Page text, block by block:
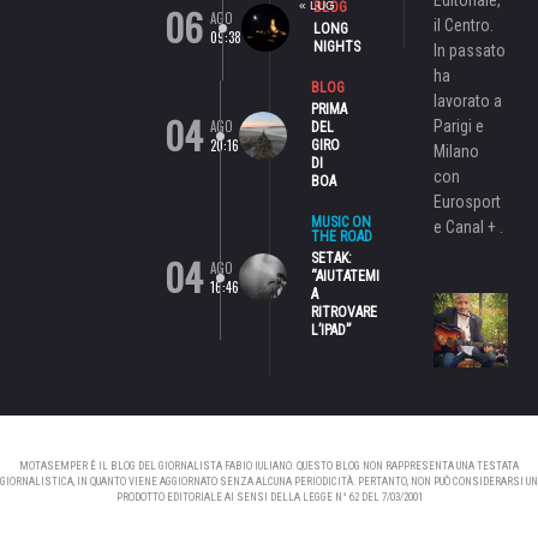
06 AGO
09:38
BLOG
LONG
NIGHTS
04 AGO
20:16
BLOG
PRIMA
DEL
GIRO
DI
BOA
04 AGO
16:46
MUSIC ON
THE ROAD
SETAK:
“AIUTATEMI
A
RITROVARE
L’IPAD”
« LUG
il Centro.
In passato
ha
lavorato a
Parigi e
Milano
con
Eurosport
e Canal + .
MOTASEMPER È IL BLOG DEL GIORNALISTA FABIO IULIANO. QUESTO BLOG NON RAPPRESENTA UNA TESTATA
GIORNALISTICA, IN QUANTO VIENE AGGIORNATO SENZA ALCUNA PERIODICITÀ. PERTANTO, NON PUÒ CONSIDERARSI UN
PRODOTTO EDITORIALE AI SENSI DELLA LEGGE N° 62 DEL 7/03/2001